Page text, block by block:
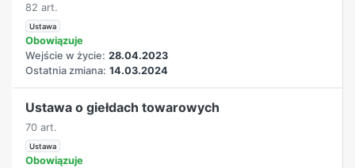
82 art.
Ustawa
Obowiązuje
Wejście w życie: 28.04.2023
Ostatnia zmiana: 14.03.2024
Ustawa o giełdach towarowych
70 art.
Ustawa
Obowiązuje